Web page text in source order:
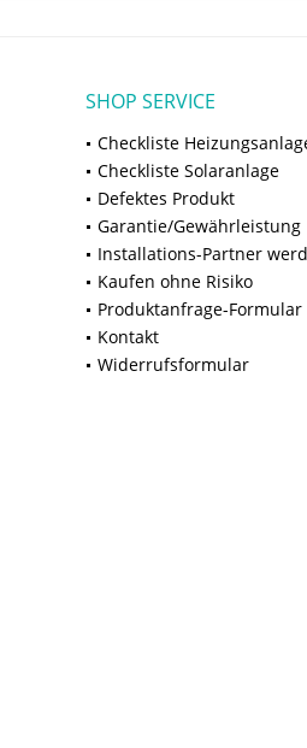
SHOP SERVICE
Checkliste
Checkliste Solaranlage
Defektes Produkt
Garantie/Gewährleistung
Installations-Partner
Kaufen ohne Risiko
Produktanfrage-Formular
Kontakt
Widerrufsformular